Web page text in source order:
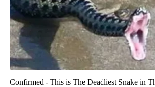
Confirmed - This is The Deadliest Snake in